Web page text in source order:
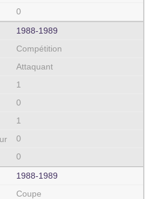
0
1988‑1989
Compétition
Attaquant
1
0
1
0
0
1988‑1989
Coupe